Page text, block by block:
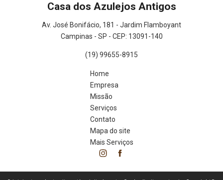
Casa dos Azulejos Antigos
Av. José Bonifácio, 181 - Jardim Flamboyant
Campinas - SP - CEP: 13091-140
(19) 99655-8915
Home
Empresa
Missão
Serviços
Contato
Mapa do site
Mais Serviços